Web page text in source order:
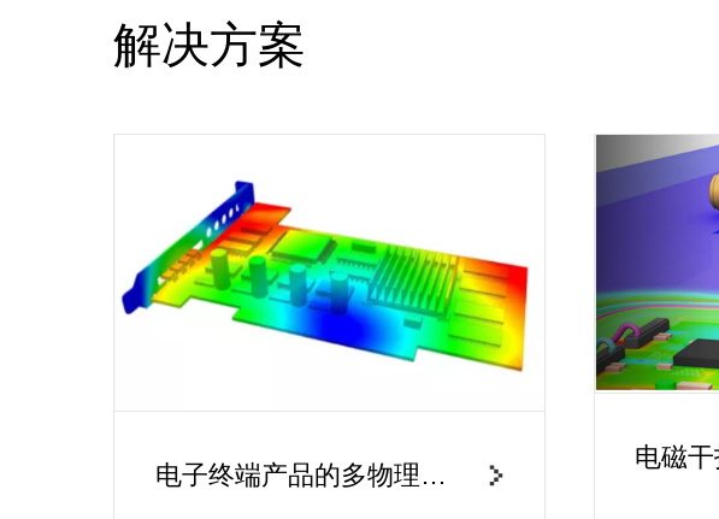
解决方案
电子终端产品的多物理场
电磁